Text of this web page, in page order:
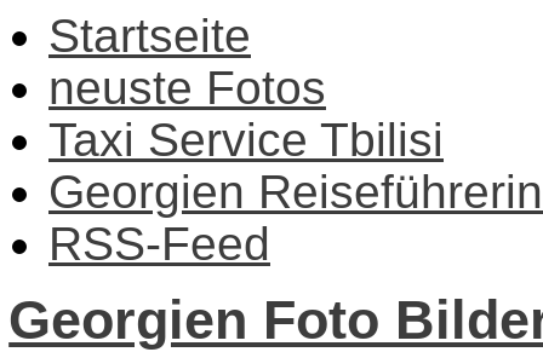
Startseite
neuste Fotos
Taxi Service Tbilisi
Georgien Reiseführerin
RSS-Feed
Georgien Foto